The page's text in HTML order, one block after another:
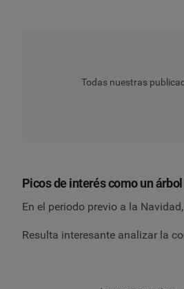
Todas nuestras
Picos de interés como un
En el periodo previo a la
Resulta interesante analizar la